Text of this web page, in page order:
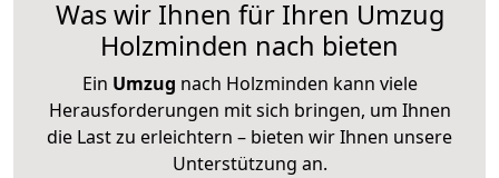
Was wir Ihnen für Ihren Umzug
Holzminden nach bieten
Ein Umzug nach Holzminden kann viele
Herausforderungen mit sich bringen, um Ihnen
die Last zu erleichtern – bieten wir Ihnen unsere
Unterstützung an.